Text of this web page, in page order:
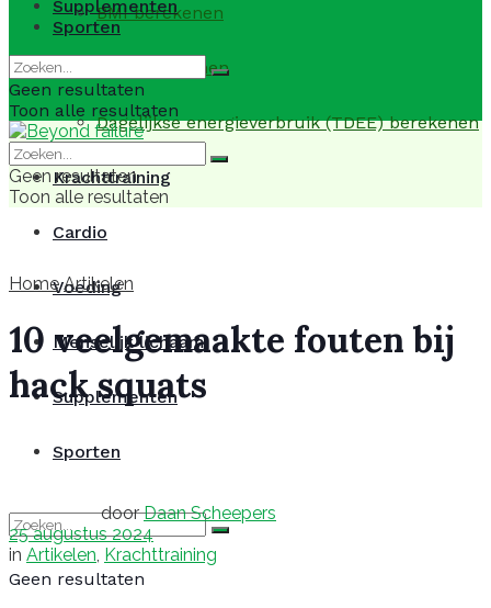
BMI berekenen
BMR berekenen
Dagelijkse energieverbruik (TDEE) berekenen
Krachttraining
Cardio
Voeding
Menselijk lichaam
Supplementen
Sporten
Geen resultaten
Supplementen
Sporten
Geen resultaten
Toon alle resultaten
Geen resultaten
Toon alle resultaten
Home Artikelen
10 veelgemaakte fouten bij
hack squats
door Daan Scheepers
25 augustus 2024
in Artikelen, Krachttraining